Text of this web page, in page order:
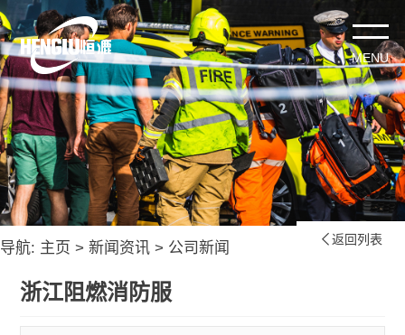
导航: 主页 > 新闻资讯 > 公司新闻  返回列表
浙江阻燃消防服